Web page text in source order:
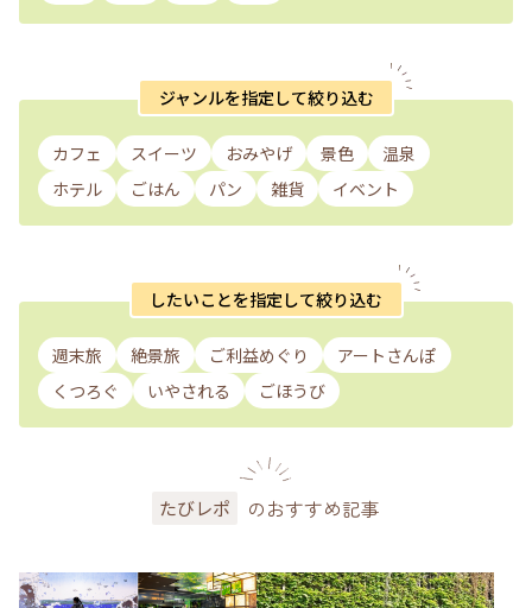
ジャンルを指定して絞り込む
カフェ スイーツ おみやげ 景色
温泉
ホテル
ごはん パン 雑貨 イベント
したいことを指定して絞り込む
週末旅 絶景旅 ご利益めぐり
アートさんぽ
くつろぐ
いやされる ごほうび
たびレポ のおすすめ記事